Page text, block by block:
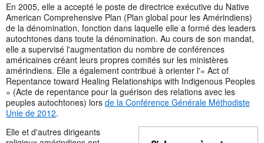
En 2005, elle a accepté le poste de directrice exécutive du Native
American Comprehensive Plan (Plan global pour les Amérindiens)
de la dénomination, fonction dans laquelle elle a formé des leaders
autochtones dans toute la dénomination. Au cours de son mandat,
elle a supervisé l'augmentation du nombre de conférences
américaines créant leurs propres comités sur les ministères
amérindiens. Elle a également contribué à orienter l'« Act of
Repentance toward Healing Relationships with Indigenous Peoples
» (Acte de repentance pour la guérison des relations avec les
peuples autochtones) lors de la Conférence Générale Méthodiste
Unie de 2012.
Elle et d'autres dirigeants